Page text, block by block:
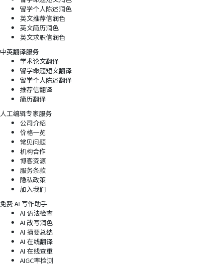
留学个人陈述润色
英文推荐信润色
英文简历润色
英文求职信润色
中英翻译服务
学术论文翻译
留学命题短文翻译
留学个人陈述翻译
推荐信翻译
简历翻译
人工编辑专家服务
公司介绍
价格一览
常见问题
机构合作
博客资源
服务条款
隐私政策
加入我们
免费 AI 写作助手
AI 语法检查
AI 改写润色
AI 摘要总结
AI 在线翻译
AI 在线查重
AIGC率检测